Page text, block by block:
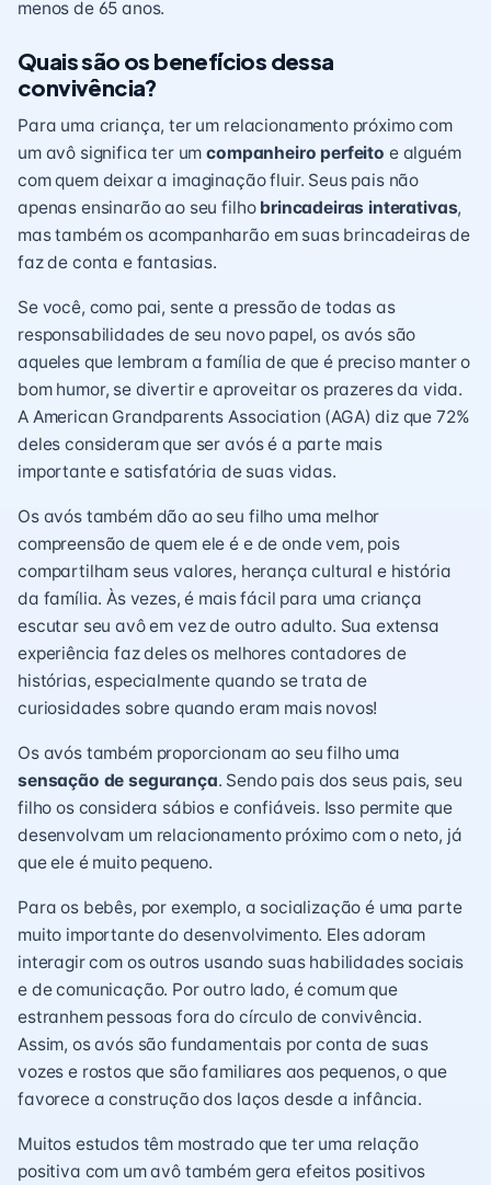
menos de 65 anos.
Quais são os benefícios dessa
convivência?
Para uma criança, ter um relacionamento próximo com
um avô significa ter umcompanheiro perfeito e alguém
com quem deixar a imaginação fluir. Seus pais não
apenas ensinarão ao seu filho brincadeiras interativas,
mas também os acompanharão em suas brincadeiras de
faz de conta e fantasias.
Se você, como pai, sente a pressão de todas as
responsabilidades de seu novo papel, os avós são
aqueles que lembram a família de que é preciso manter o
bom humor, se divertir e aproveitar os prazeres da vida.
A American Grandparents Association (AGA) diz que 72%
deles consideram que ser avós é a parte mais
importante e satisfatória de suas vidas.
Os avós também dão ao seu filho uma melhor
compreensão de quem ele é e de onde vem, pois
compartilham seus valores, herança cultural e história
da família. Às vezes, é mais fácil para uma criança
escutar seu avô em vez de outro adulto. Sua extensa
experiência faz deles os melhores contadores de
histórias, especialmente quando se trata de
curiosidades sobre quando eram mais novos!
Os avós também proporcionam ao seu filho uma
sensação de segurança. Sendo pais dos seus pais, seu
filho os considera sábios e confiáveis. Isso permite que
desenvolvam um relacionamento próximo com o neto, já
que ele é muito pequeno.
Para os bebês, por exemplo, a socialização é uma parte
muito importante do desenvolvimento. Eles adoram
interagir com os outros usando suas habilidades sociais
e de comunicação. Por outro lado, é comum que
estranhem pessoas fora do círculo de convivência.
Assim, os avós são fundamentais por conta de suas
vozes e rostos que são familiares aos pequenos, o que
favorece a construção dos laços desde a infância.
Muitos estudos têm mostrado que ter uma relação
positiva com um avô também gera efeitos positivos